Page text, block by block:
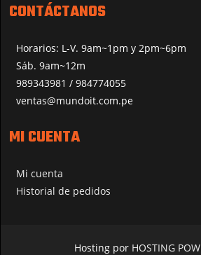
CONTÁCTANOS
Horarios: L-V. 9am~1pm y 2pm~6pm
Sáb. 9am~12m
989343981 / 984774055
ventas@mundoit.com.pe
MI CUENTA
Mi cuenta
Historial de pedidos
Hosting por HOSTING